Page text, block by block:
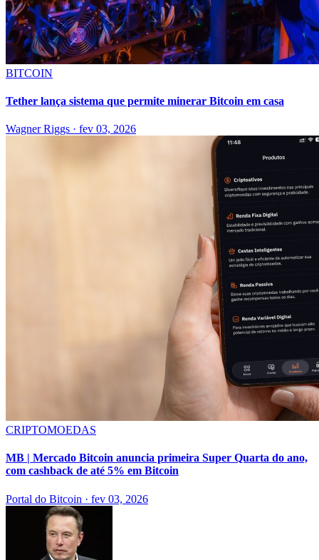
BITCOIN
Tether lança sistema que permite minerar Bitcoin em casa
Wagner Riggs · fev 03, 2026
CRIPTOMOEDAS
MB | Mercado Bitcoin anuncia primeira Super Quarta do ano,
com cashback de até 5% em Bitcoin
Portal do Bitcoin · fev 03, 2026